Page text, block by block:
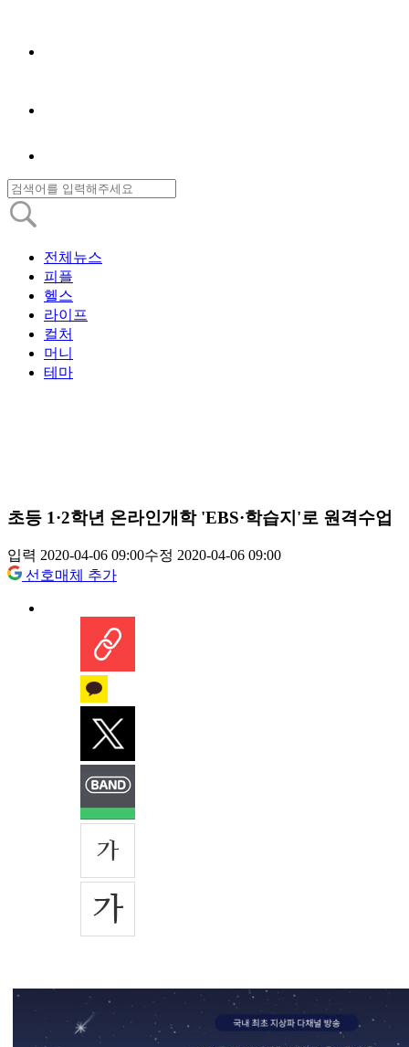
전체뉴스
피플
헬스
라이프
컬처
머니
테마
초등 1·2학년 온라인개학 'EBS·학습지'로 원격수업
입력 2020-04-06 09:00수정 2020-04-06 09:00
선호매체 추가